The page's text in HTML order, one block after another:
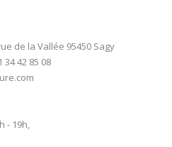
de la Vallée 95450 Sagy
34 42 85 08
- 19h,